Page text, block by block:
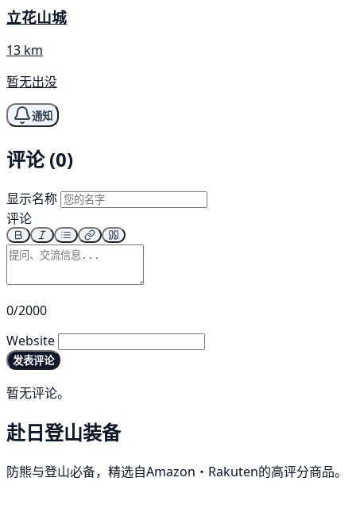
立花山城
13 km
暂无出没
通知
评论 (0)
显示名称
评论
0/2000
Website
发表评论
暂无评论。
赴日登山装备
防熊与登山必备，精选自Amazon・Rakuten的高评分商品。